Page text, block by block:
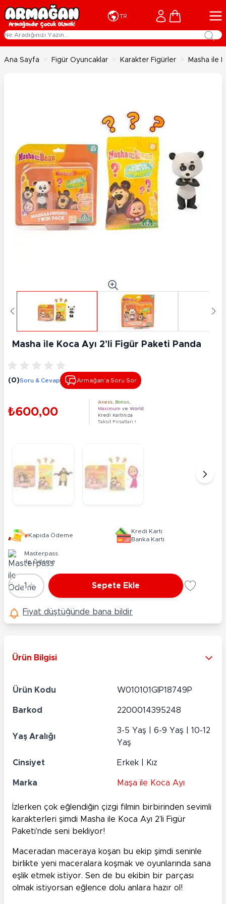
İçeriğe geç
TR Cart
Ana Sayfa > Figür Oyuncaklar > Karakter Figürler > Masha ile
Masha ile Koca Ayı 2’li Figür Paketi Panda
(0)Soru & Cevap Armağan’a Soru Sor
₺600,00
Axess Bonus
Maximum ve World
Kredi Kartınıza
Taksit Fırsatları !
Kapıda Ödeme
Kredi Kartı
Banka Kartı
Masterpass
ile Ödeme
Adet
-1 + Sepete Ekle
Fiyat düştüğünde bana bildir
Ürün Bilgisi
Ürün Kodu W010101GIP18749P
Barkod 2200014395248
Yaş Aralığı
3-5 Yaş | 6-9 Yaş | 10-12
Yaş
Cinsiyet Erkek | Kız
Marka Maşa ile Koca Ayı
İzlerken çok eğlendiğin çizgi filmin birbirinden sevimli
karakterleri şimdi Masha ile Koca Ayı 2’li Figür
Paketi’nde seni bekliyor!
Maceradan maceraya koşan bu ekip şimdi seninle
birlikte yeni maceralara koşmak ve oyunlarında sana
eşlik etmek istiyor. Sen de bu ekibin bir parçası
olmak istiyorsan eğlence dolu anlara hazır ol!